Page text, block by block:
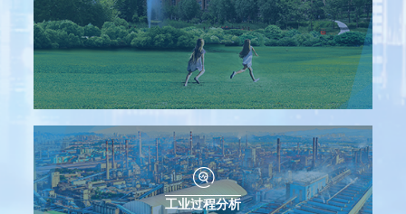
规范联网
2026-03-27
HJ 1458—2026发布，雪迪龙便携GC-MS可满足污染源废气中
30种VOCs测定需求
2026-05-11
雪迪龙邀您相约北京·2026中国国际环保展
2026-05-19
开展联学联建 共话党建引领推进产业经济发展2022-04-06
工业过程分析